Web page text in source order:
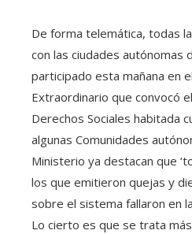
De forma telemática, todas
con las ciudades autónomas
participado esta mañana en
Extraordinario que convocó
Derechos Sociales habitada
algunas Comunidades
Ministerio ya destacan que
los que emitieron quejas y
sobre el sistema fallaron en
Lo cierto es que se trata